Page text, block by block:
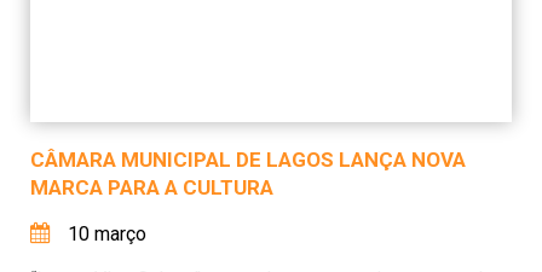
CÂMARA MUNICIPAL DE LAGOS LANÇA NOVA
MARCA PARA A CULTURA
10 março